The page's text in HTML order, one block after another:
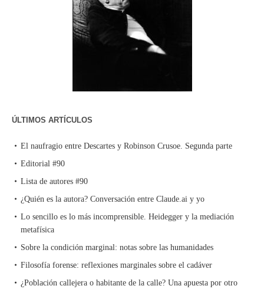
ÚLTIMOS ARTÍCULOS
El naufragio entre Descartes y Robinson Crusoe. Segunda parte
Editorial #90
Lista de autores #90
¿Quién es la autora? Conversación entre Claude.ai y yo
Lo sencillo es lo más incomprensible. Heidegger y la mediación
metafísica
Sobre la condición marginal: notas sobre las humanidades
Filosofía forense: reflexiones marginales sobre el cadáver
¿Población callejera o habitante de la calle? Una apuesta por otro